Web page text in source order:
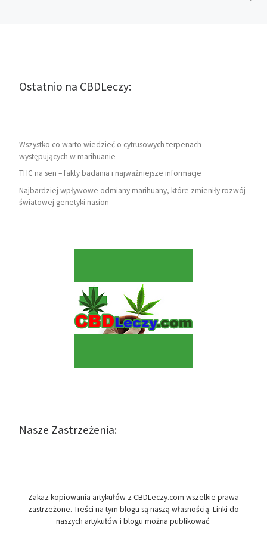
Ostatnio na CBDLeczy:
Wszystko co warto wiedzieć o cytrusowych terpenach
występujących w marihuanie
THC na sen – fakty badania i najważniejsze informacje
Najbardziej wpływowe odmiany marihuany, które zmieniły rozwój
światowej genetyki nasion
Nasze Zastrzeżenia:
Zakaz kopiowania artykułów z CBDLeczy.com wszelkie prawa
zastrzeżone. Treści na tym blogu są naszą własnością. Linki do
naszych artykułów i blogu można publikować.